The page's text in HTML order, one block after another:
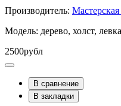
Производитель:
Модель: дерево, холст,
2500рубл
В сравнение
В закладки